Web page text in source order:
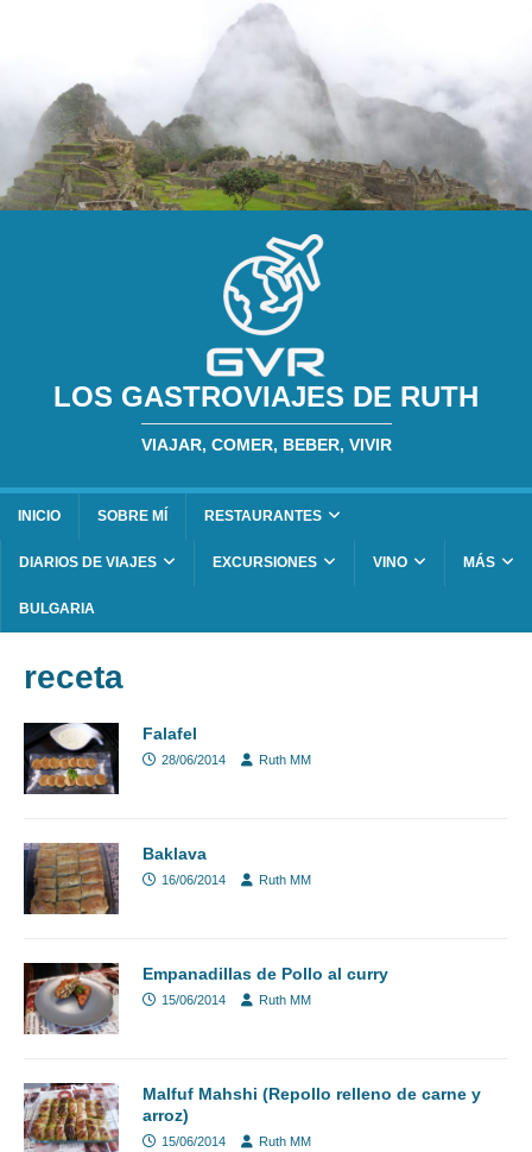
LOS GASTROVIAJES DE RUTH
VIAJAR, COMER, BEBER, VIVIR
INICIO SOBRE MÍ RESTAURANTES
DIARIOS DE VIAJES EXCURSIONES VINO MÁS
BULGARIA
receta
Falafel
28/06/2014 Ruth MM
Baklava
16/06/2014 Ruth MM
Empanadillas de Pollo al curry
15/06/2014 Ruth MM
Malfuf Mahshi (Repollo relleno de carne y
arroz)
15/06/2014 Ruth MM